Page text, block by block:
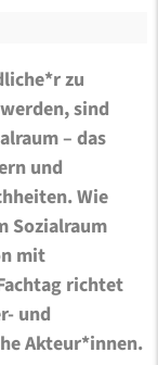
zu
sind
– das
und
Wie
Sozialraum
mit
richtet
und
Akteur*innen.